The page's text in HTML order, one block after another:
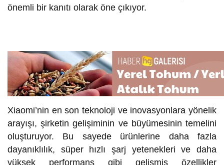
önemli bir kanıtı olarak öne çıkıyor.
Xiaomi’nin en son teknoloji ve inovasyonlara yönelik
arayışı, şirketin gelişiminin ve büyümesinin temelini
oluşturuyor. Bu sayede ürünlerine daha fazla
dayanıklılık, süper hızlı şarj yetenekleri ve daha
yüksek performans gibi gelişmiş özellikler